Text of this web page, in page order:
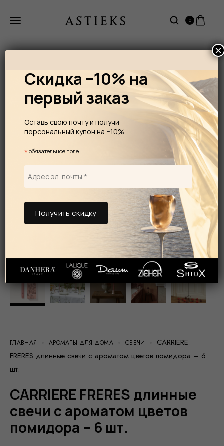
0
ГЛАВНАЯ АРОМАТЫ ДЛЯ ДОМА СВЕЧИ
CARRIERE
FRERES длинные свечи с ароматом цветов помидора – 6
шт.
CARRIERE FRERES длинные
свечи с ароматом цветов
помидора – 6 шт.
Скидка −10% на
первый заказ
Оставь свою почту и получи
персональный купон на −10%
* обязательное поле
×